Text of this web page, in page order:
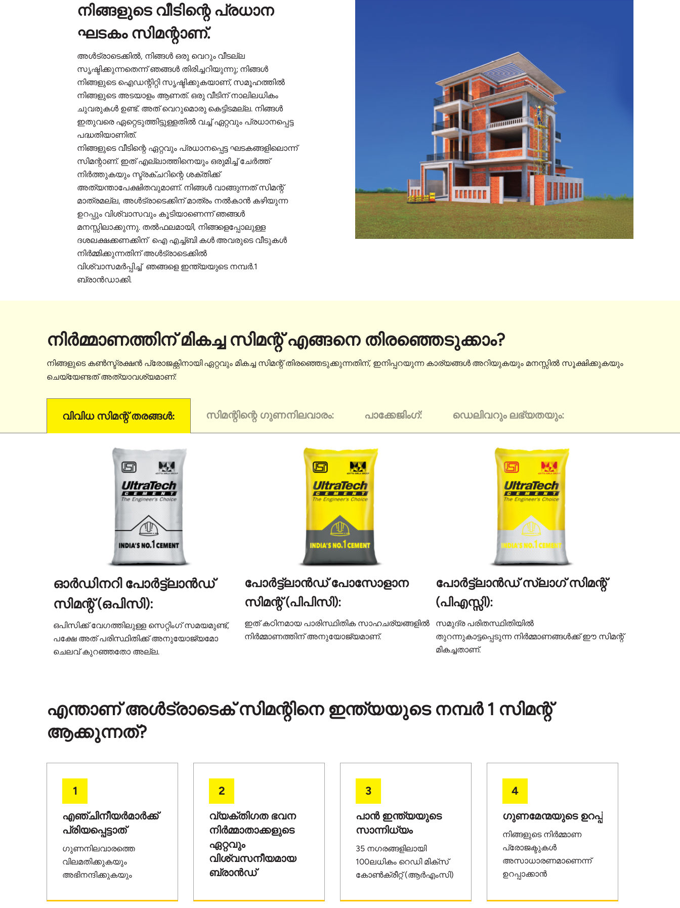
നിങ്ങളുടെ വീടിന്റെ പ്രധാന
ഘടകം സിമന്റാണ്.
അൾട്രാടെക്കിൽ, നിങ്ങൾ ഒരു വെറും വീടല്ല
സൃഷ്ടിക്കുന്നതെന്ന് ഞങ്ങൾ തിരിച്ചറിയുന്നു; നിങ്ങൾ
നിങ്ങളുടെ ഐഡന്റിറ്റി സൃഷ്ടിക്കുകയാണ്, സമൂഹത്തിൽ
നിങ്ങളുടെ അടയാളം ആണത്. ഒരു വീടിന് നാലിലധികം
ചുവരുകൾ ഉണ്ട്. അത് വെറുമൊരു കെട്ടിടമല്ല. നിങ്ങൾ
ഇതുവരെ ഏറ്റെടുത്തിട്ടുള്ളതിൽ വച്ച് ഏറ്റവും പ്രധാനപ്പെട്ട
പദ്ധതിയാണിത്.
നിങ്ങളുടെ വീടിന്റെ ഏറ്റവും പ്രധാനപ്പെട്ട ഘടകങ്ങളിലൊന്ന്
സിമന്റാണ്. ഇത് എല്ലാത്തിനെയും ഒരുമിച്ച് ചേർത്ത്
നിർത്തുകയും സ്ട്രക്ചറിന്റെ ശക്തിക്ക്
അത്യന്താപേക്ഷിതവുമാണ്. നിങ്ങൾ വാങ്ങുന്നത് സിമന്റ്
മാത്രമല്ല, അൾട്രാടെക്കിന് മാത്രം നൽകാൻ കഴിയുന്ന
ഉറപ്പും വിശ്വാസവും കൂടിയാണെന്ന് ഞങ്ങൾ
മനസ്സിലാക്കുന്നു. തൽഫലമായി, നിങ്ങളെപ്പോലുള്ള
ദശലക്ഷക്കണക്കിന് ഐ എച്ച്ബി കൾ അവരുടെ വീടുകൾ
നിർമ്മിക്കുന്നതിന് അൾട്രാടെക്കിൽ
വിശ്വാസമർപ്പിച്ച് ഞങ്ങളെ ഇന്ത്യയുടെ നമ്പർ.1
ബ്രാൻഡാക്കി.
നിർമ്മാണത്തിന് മികച്ച സിമന്റ് എങ്ങനെ തിരഞ്ഞെടുക്കാം?
നിങ്ങളുടെ കൺസ്ട്രക്ഷൻ പ്രോജക്റ്റിനായി ഏറ്റവും മികച്ച സിമന്റ് തിരഞ്ഞെടുക്കുന്നതിന്, ഇനിപ്പറയുന്ന കാര്യങ്ങൾ അറിയുകയും മനസ്സിൽ സൂക്ഷിക്കുകയും
ചെയ്യേണ്ടത് അത്യാവശ്യമാണ്:
വിവിധ സിമന്റ് തരങ്ങൾ: സിമന്റിന്റെ ഗുണനിലവാരം: പാക്കേജിംഗ്: ഡെലിവറും ലഭ്യതയും:
ഓർഡിനറി പോർട്ട്‌ലാൻഡ്
സിമന്റ് (ഒപിസി):
ഒപിസിക്ക് വേഗത്തിലുള്ള സെറ്റിംഗ് സമയമുണ്ട്,
പക്ഷേ അത് പരിസ്ഥിതിക്ക് അനുയോജ്യമോ
ചെലവ് കുറഞ്ഞതോ അല്ല.
പോർട്ട്‌ലാൻഡ് പോസോളാന
സിമന്റ് (പിപിസി):
ഇത് കഠിനമായ പാരിസ്ഥിതിക സാഹചര്യങ്ങളിൽ
നിർമ്മാണത്തിന് അനുയോജ്യമാണ്.
പോർട്ട്‌ലാൻഡ് സ്ലാഗ് സിമന്റ്
(പിഎസ്സി):
സമുദ്ര പരിതസ്ഥിതിയിൽ
തുറന്നുകാട്ടപ്പെടുന്ന നിർമ്മാണങ്ങൾക്ക് ഈ സിമന്റ്
മികച്ചതാണ്.
എന്താണ് അൾട്രാടെക് സിമന്റിനെ ഇന്ത്യയുടെ നമ്പർ 1 സിമന്റ്
ആക്കുന്നത്?
എഞ്ചിനീയർമാർക്ക്
പ്രിയപ്പെട്ടാത്
1
ഗുണനിലവാരത്തെ
വിലമതിക്കുകയും
അഭിനന്ദിക്കുകയും
എഞ്ചിനീയർമാരും പ്രൊ
വ്യക്തിഗത ഭവന
നിർമ്മാതാക്കളുടെ
ഏറ്റവും
വിശ്വസനീയമായ
ബ്രാൻഡ്
2
നിലനിർത്താനും എല്ലാം
പാൻ ഇന്ത്യയുടെ
സാന്നിധ്യം
3
35 നഗരങ്ങളിലായി
100ലധികം റെഡി മിക്‌സ്
കോൺക്രീറ്റ് (ആർഎംസി)
ടെക് സിമന്റിന്റെയും
ഗുണമേന്മയുടെ ഉറപ്പ്
4
നിങ്ങളുടെ നിർമ്മാണ
പ്രോജക്ടുകൾ
അസാധാരണമാണെന്ന്
ഉറപ്പാക്കാൻ
ഉയർന്ന നിലവാരമുള്ള